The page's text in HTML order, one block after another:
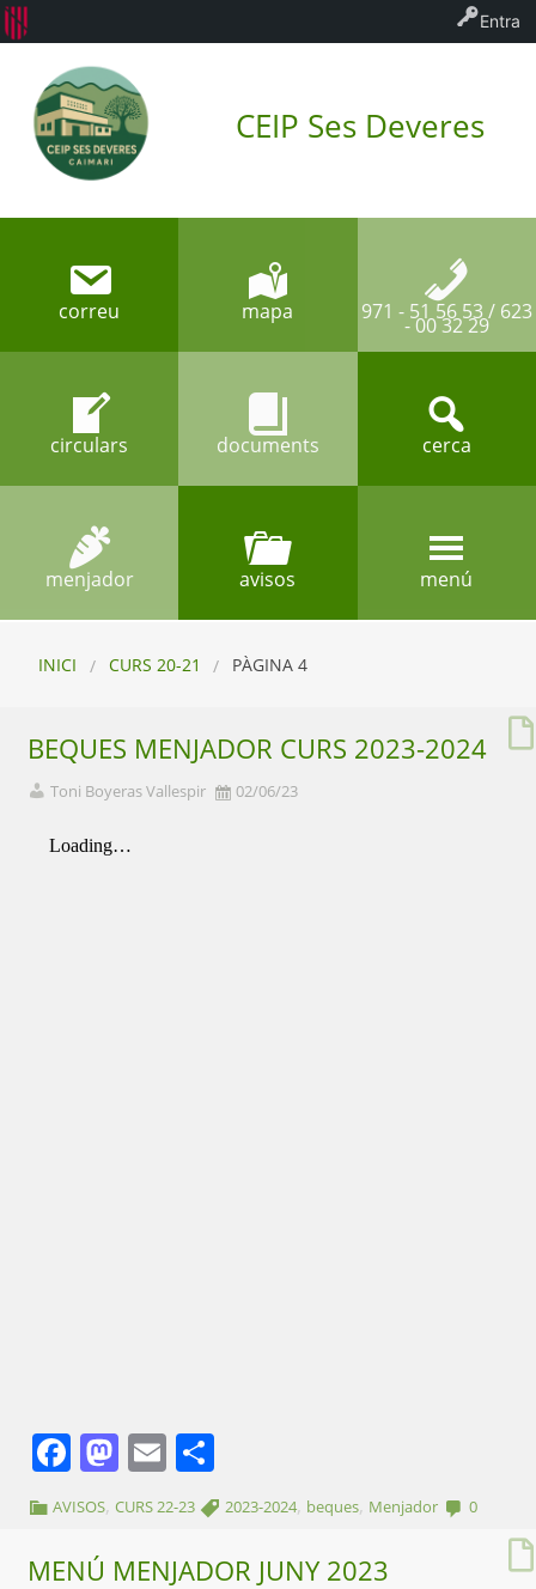
CEIP Ses Deveres
correu mapa 971 - 51 56 53 / 623
- 00 32 29
circulars documents cerca
menjador avisos menú
INICI CURS 20-21 PÀGINA 4
BEQUES MENJADOR CURS 2023-2024
Toni Boyeras Vallespir 02/06/23
Facebook
Mastodon
Email
AVISOS,CURS 22-23 2023-2024, beques, Menjador 0
MENÚ MENJADOR JUNY 2023
Entra